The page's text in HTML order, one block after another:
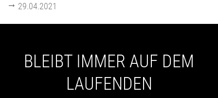
29.04.2021
BLEIBT IMMER AUF DEM
LAUFENDEN